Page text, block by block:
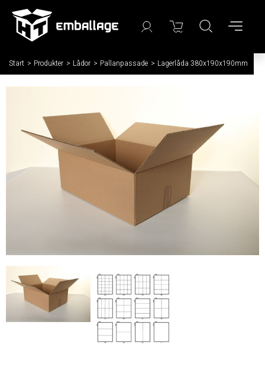
Start / Produkter / Lådor / Pallanpassade / Lagerlåda 380x190x190mm